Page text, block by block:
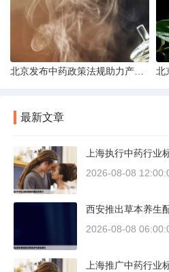
最新文章
上海执行中药行业
2026-08-08
西安推出草本养生
2026-08-08
上海推广中药行业